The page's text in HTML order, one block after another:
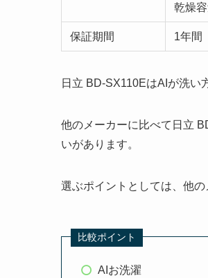
乾燥
保証期間 1年間
日立 BD-SX110EはAIが洗い
他のメーカーに比べて日立
いがあります。
選ぶポイントとしては、他
比較ポイント
AIお洗濯